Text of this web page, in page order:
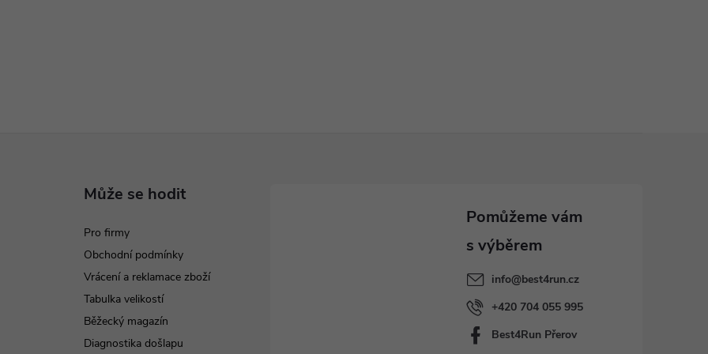
Může se hodit
Pro firmy
Obchodní podmínky
Vrácení a reklamace zboží
Tabulka velikostí
Běžecký magazín
Diagnostika došlapu
info@best4run.cz
+420 704 055 995
Best4Run Přerov